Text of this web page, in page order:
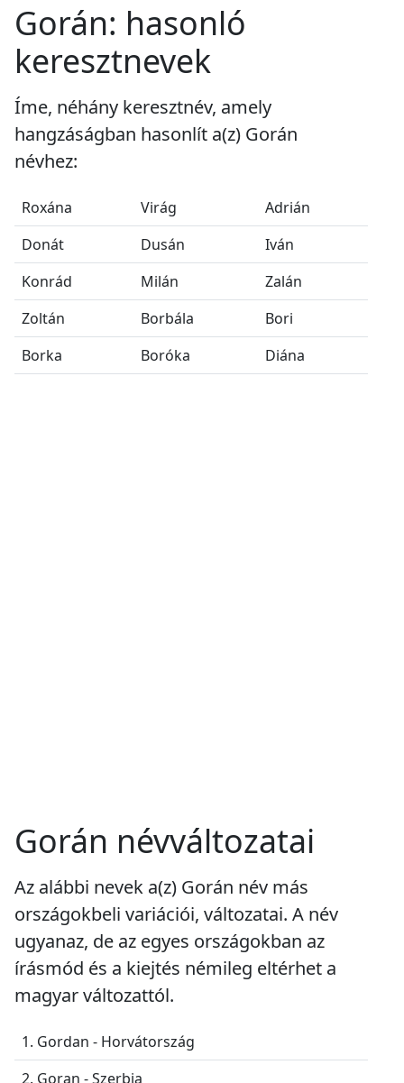
Gorán: hasonló
keresztnevek
Íme, néhány keresztnév, amely
hangzáságban hasonlít a(z) Gorán
névhez:
Roxána Virág
Adrián
Donát
Dusán
Iván
Konrád
Milán
Zalán
Zoltán
Borbála
Bori
Borka
Boróka Diána
Gorán névváltozatai
Az alábbi nevek a(z) Gorán név más
országokbeli variációi, változatai. A név
ugyanaz, de az egyes országokban az
írásmód és a kiejtés némileg eltérhet a
magyar változattól.
1. Gordan - Horvátország
2. Goran - Szerbia